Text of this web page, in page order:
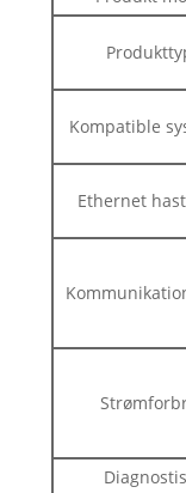
Kompatible
Ethernet